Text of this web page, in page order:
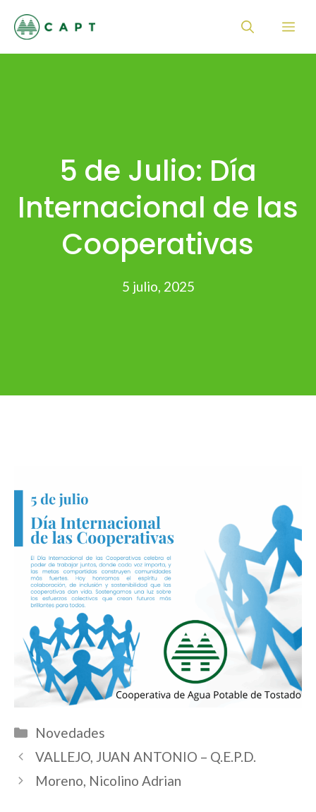
5 de Julio: Día
Internacional de las
Cooperativas
5 julio, 2025
Categorías
Novedades
VALLEJO, JUAN ANTONIO – Q.E.P.D.
Moreno, Nicolino Adrian